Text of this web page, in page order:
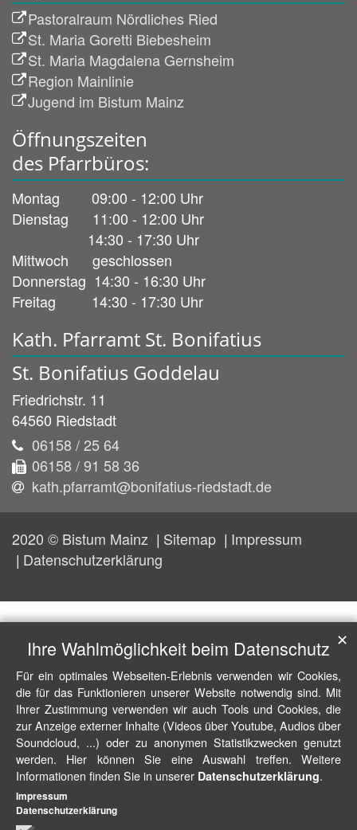
Pastoralraum Nördliches Ried
St. Maria Goretti Biebesheim
St. Maria Magdalena Gernsheim
Region Mainlinie
Jugend im Bistum Mainz
Öffnungszeiten
des Pfarrbüros:
Montag 09:00 - 12:00 Uhr
Dienstag 11:00 - 12:00 Uhr
14:30 - 17:30 Uhr
Mittwoch geschlossen
Donnerstag 14:30 - 16:30 Uhr
Freitag 14:30 - 17:30 Uhr
Kath. Pfarramt St. Bonifatius
St. Bonifatius Goddelau
Friedrichstr. 11
64560 Riedstadt
06158 / 25 64
06158 / 91 58 36
kath.pfarramt@bonifatius-riedstadt.de
2020 © Bistum Mainz Sitemap
Impressum
Datenschutzerklärung
Ihre Wahlmöglichkeit beim Datenschutz
Für ein optimales Webseiten-Erlebnis verwenden wir Cookies,
die für das Funktionieren unserer Website notwendig sind. Mit
Ihrer Zustimmung verwenden wir auch Tools und Cookies, die
zur Anzeige externer Inhalte (Videos über Youtube, Audios über
Soundcloud, ...) oder zu anonymen Statistikzwecken genutzt
werden. Hier können Sie eine Auswahl treffen. Weitere
Informationen finden Sie in unserer Datenschutzerklärung.
✕
Impressum
Datenschutzerklärung